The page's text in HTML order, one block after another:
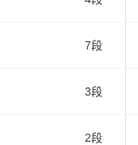
7段
3段
2段